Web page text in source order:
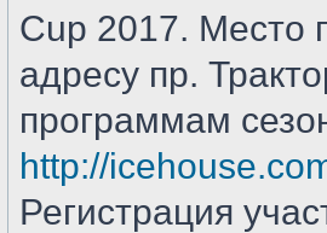
Cup 2017. Место
адресу пр.
программам
http://
Регистрация